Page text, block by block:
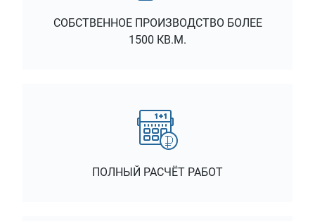
СОБСТВЕННОЕ ПРОИЗВОДСТВО БОЛЕЕ
1500 КВ.М.
ПОЛНЫЙ РАСЧЁТ РАБОТ